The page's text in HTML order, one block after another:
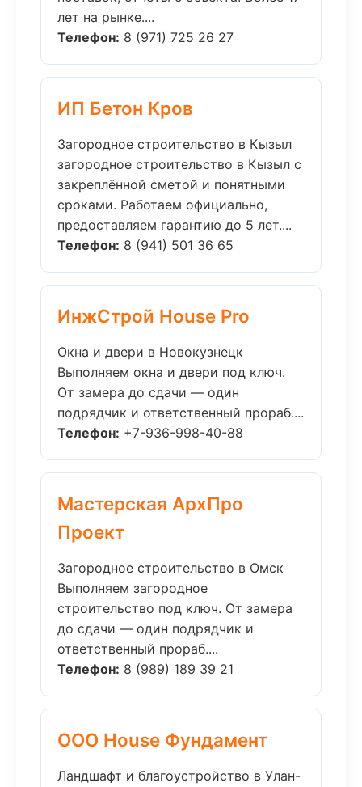
лет на рынке....
Телефон: 8 (971) 725 26 27
ИП Бетон Кров
Загородное строительство в Кызыл
загородное строительство в Кызыл с
закреплённой сметой и понятными
сроками. Работаем официально,
предоставляем гарантию до 5 лет....
Телефон: 8 (941) 501 36 65
ИнжСтрой House Pro
Окна и двери в Новокузнецк
Выполняем окна и двери под ключ.
От замера до сдачи — один
подрядчик и ответственный прораб....
Телефон: +7-936-998-40-88
Мастерская АрхПро
Проект
Загородное строительство в Омск
Выполняем загородное
строительство под ключ. От замера
до сдачи — один подрядчик и
ответственный прораб....
Телефон: 8 (989) 189 39 21
ООО House Фундамент
Ландшафт и благоустройство в Улан-